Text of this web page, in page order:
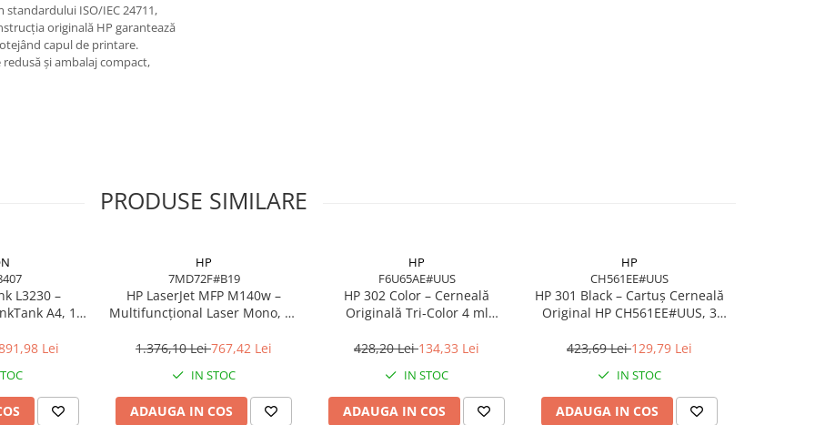
standardului ISO/IEC 24711,
originală HP garantează
capul de printare.
redusă și ambalaj compact,
PRODUSE SIMILARE
L3230 –
A4, 10
Lei
HP
7MD72F#B19
HP LaserJet MFP M140w –
Multifuncțional Laser Mono, 20
2.0
1.376,10 Lei767,42 Lei
IN STOC
ADAUGA IN COS
HP
F6U65AE#UUS
HP 302 Color – Cerneală
Originală Tri‑Color 4 ml
428,20 Lei134,33 Lei
IN STOC
ADAUGA IN COS
HP
CH561EE#UUS
HP 301 Black – Cartuș Cerneală
Original HP CH561EE#UUS, 3
423,69 Lei129,79 Lei
IN STOC
ADAUGA IN COS